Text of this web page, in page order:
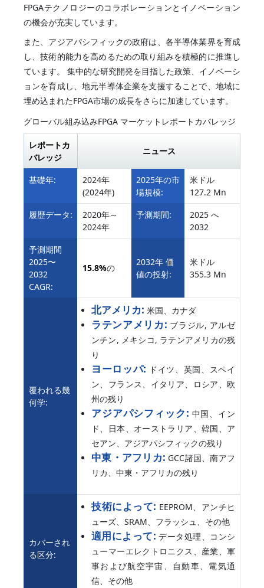
FPGAテクノロジーのコラボレーションとイノベーション
の機会が充実しています。
また、アジアパシフィックの政府は、各半導体業界を育成
し、技術的能力を高めるための取り組みを積極的に推進し
ています。 集中的な研究開発を目指した政策、イノベーシ
ョンを育成し、地元半導体企業を支援することで、地域に
埋め込まれたFPGA市場の成長をさらに加速しています。
グローバル組み込みFPGA マーケットレポートカバレッジ
レポートカ
バレッジ
ニュース
基礎年:
2024年
(2024年)
2025年の市
場規模:
米ドル
127.2 Mn
履歴データ:
2020年～
2024年
予測期間:
2025 へ
2032
予測期間
2025〜
2032
CAGR:
15.8%の
2032年 価
値の投射:
米ドル
355.3 Mn
覆われる幾
何学:
北アメリカ: 米国、カナダ
ラテンアメリカ: ブラジル, アルゼ
ンチン, メキシコ, ラテンアメリカの残
り
ヨーロッパ: ドイツ、英国、スペイ
ン、フランス、イタリア、ロシア、欧
州の残り
アジアパシフィック: 中国、イン
ド、日本、オーストラリア、韓国、ア
セアン、アジアパシフィックの残り
中東・アフリカ: GCC諸国、南アフ
リカ、中東・アフリカの残り
カバーされ
る区分:
技術によって: EEPROM、アンチヒ
ューズ、SRAM、フラッシュ、その他
適用によって:データ処理、コンシ
ューマーエレクトロニクス、産業、軍
事および航空宇宙、自動車、電気通
信、その他